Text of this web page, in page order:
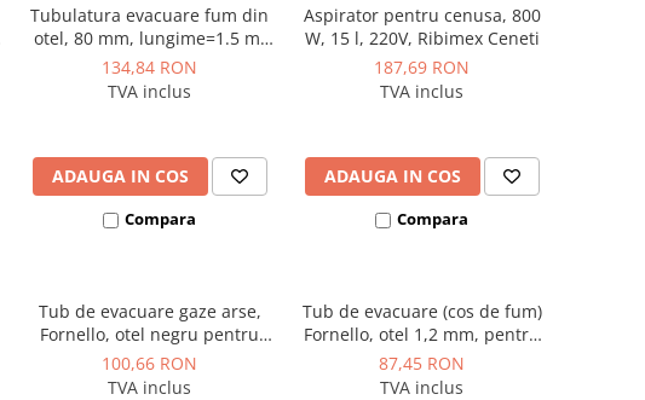
Tubulatura evacuare fum din
otel, 80 mm, lungime=1.5 m,
negru, Kolo Tech
134,84 RON
TVA inclus
ADAUGA IN COS
Compara
Aspirator pentru cenusa, 800
W, 15 l, 220V, Ribimex Ceneti
187,69 RON
TVA inclus
ADAUGA IN COS
Compara
Tub de evacuare gaze arse,
Fornello, otel negru pentru
centrale si termoseminee pe
peleti, diametru 80 mm,
100,66 RON
TVA inclus
Tub de evacuare (cos de fum)
Fornello, otel 1,2 mm, pentru
centrale si seminee pe peleti,
diametru 100 mm, lungime
87,45 RON
TVA inclus